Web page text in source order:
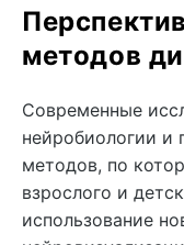
методов
Современные
нейробиологии и
методов, по
взрослого и
использование